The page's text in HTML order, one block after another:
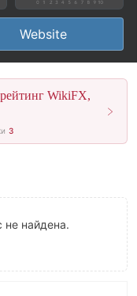
Website
WikiFX,
3
не найдена.